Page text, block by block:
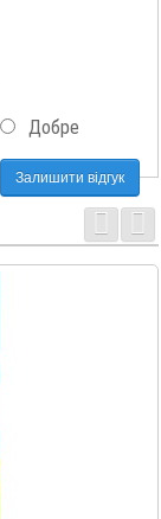
Добре
Залишити відгук